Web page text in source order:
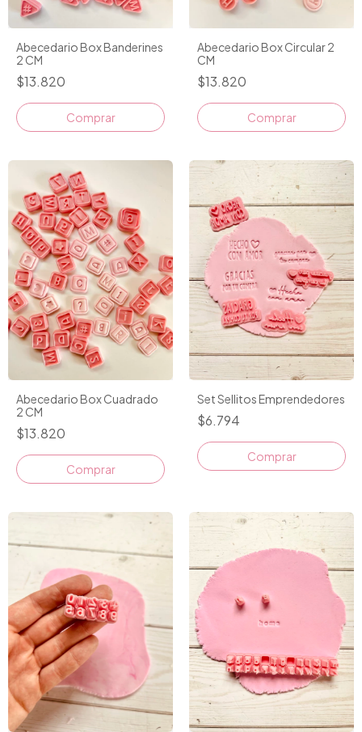
Abecedario Box Banderines
2 CM
$13.820
Abecedario Box Circular 2
CM
$13.820
Abecedario Box Cuadrado
2 CM
$13.820
Set Sellitos Emprendedores
$6.794